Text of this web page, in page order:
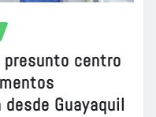
presunto centro
Guayaquil